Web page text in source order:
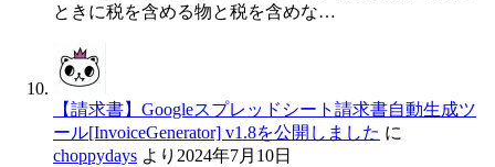
ときに税を含める物と税を含めな…
【請求書】Googleスプレッドシート請求書自動生成ツ
ール[InvoiceGenerator] v1.8を公開しました に
choppydays より 2024年7月10日